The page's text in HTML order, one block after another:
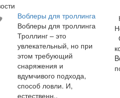
Воблеры для троллинга
Воблеры для троллинга
Троллинг – это
увлекательный, но при
этом требующий
снаряжения и
вдумчивого подхода,
способ ловли. И,
естественн..